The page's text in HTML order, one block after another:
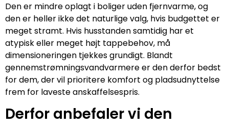
Den er mindre oplagt i boliger uden fjernvarme, og
den er heller ikke det naturlige valg, hvis budgettet er
meget stramt. Hvis husstanden samtidig har et
atypisk eller meget højt tappebehov, må
dimensioneringen tjekkes grundigt. Blandt
gennemstrømningsvandvarmere er den derfor bedst
for dem, der vil prioritere komfort og pladsudnyttelse
frem for laveste anskaffelsespris.
Derfor anbefaler vi den